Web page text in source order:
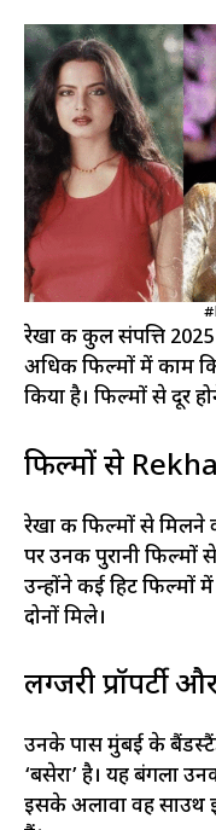
रेखा की कुल संपत्ति
अधिक फिल्मों में काम
किया है। फिल्मों से दूर
फिल्मों से
रेखा की फिल्मों से मिलने
पर उनकी पुरानी फिल्मों
उन्होंने कई हिट फिल्मों
दोनों मिले।
लग्जरी
उनके पास मुंबई के
‘बसेरा’ है। यह बंगला
इसके अलावा वह साउथ